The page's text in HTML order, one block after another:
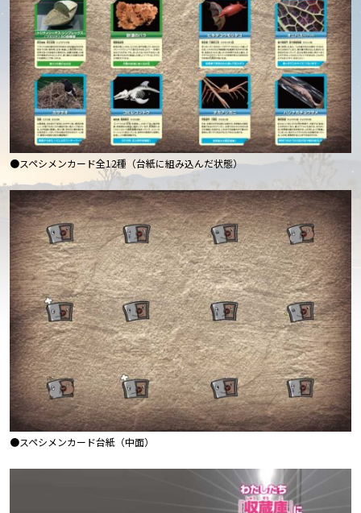
●スペシメンカード全12種（台紙に組み込んだ状態）
●スペシメンカード台紙（中面）